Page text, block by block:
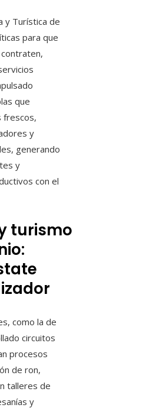
y Turística de
para que
que
frescos,
y
generando
y
con el
turismo
como la de
circuitos
procesos
de ron,
talleres de
y